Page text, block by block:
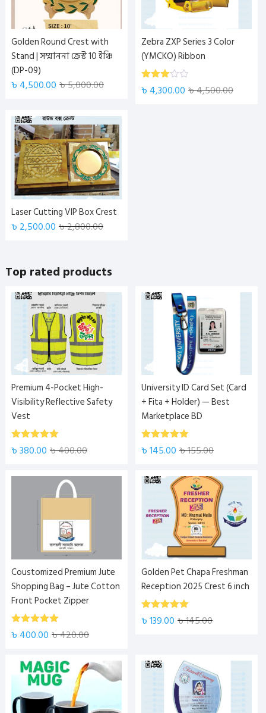
Golden Round Crest with
Stand | সম্মাননা ক্রেস্ট 10 ইঞ্চি
(DP-09)
৳5,000.00
৳ 4,500.00
Zebra ZXP Series 3 Color
(YMCKO) Ribbon
Rated
3.00 ৳4,500.00
৳ 4,300.00
Laser Cutting VIP Box Crest
৳2,800.00
৳ 2,500.00
Top rated products
Premium 4-Pocket High-
Visibility Reflective Safety
Vest
Rated5.00
out of 5 ৳400.00
৳380.00
University ID Card Set (Card
+ Fita + Holder) — Best
Marketplace BD
Rated5.00
out of 5 ৳155.00
৳145.00
Coustomized Premium Jute
Shopping Bag – Jute Cotton
Front Pocket Zipper
Rated 5.00
out of 5 ৳420.00
৳ 400.00
Golden Pet Chapa Freshman
Reception 2025 Crest 6 inch
Rated5.00
out of 5 ৳145.00
৳139.00